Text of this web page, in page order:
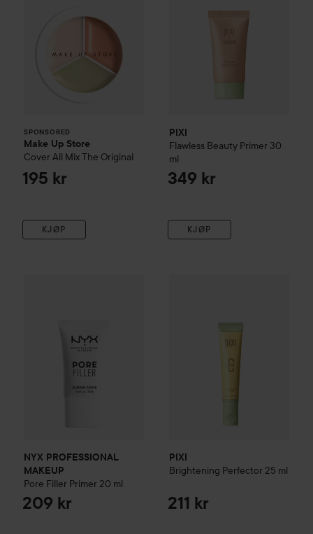
SPONSORED
Make Up Store
Cover All MixThe Original
195 kr
KJØP
PIXI
Flawless Beauty Primer 30
ml
349 kr
KJØP
NYX PROFESSIONAL
MAKEUP
Pore Filler Primer 20 ml
209 kr
PIXI
Brightening Perfector 25 ml
211 kr